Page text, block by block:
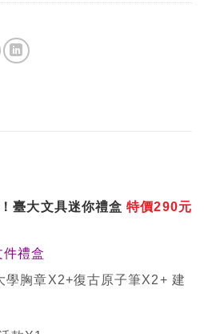
臺大文具迷你禮盒特價290元
禮盒
學 胸章X2+復古原子筆X2+ 建